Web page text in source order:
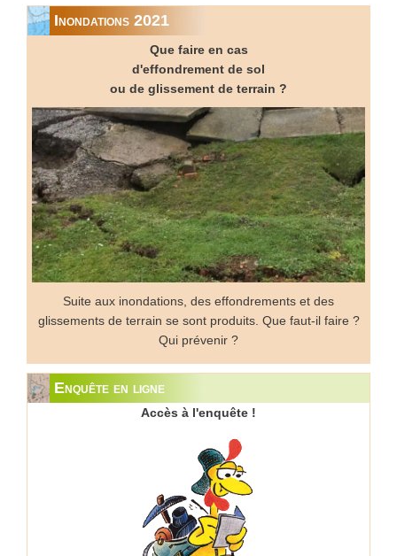
Inondations 2021
Que faire en cas
d'effondrement de sol
ou de glissement de terrain ?
Suite aux inondations, des effondrements et des
glissements de terrain se sont produits. Que faut-il faire ?
Qui prévenir ?
Enquête en ligne
Accès à l'enquête !